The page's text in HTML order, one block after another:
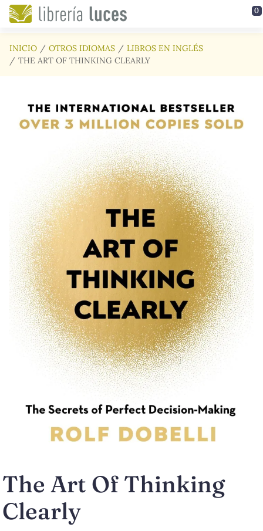
Saltar al contenido principal 0
INICIO OTROS IDIOMAS
LIBROS EN INGLÉS
THE ART OF THINKING CLEARLY
The Art Of Thinking
Clearly